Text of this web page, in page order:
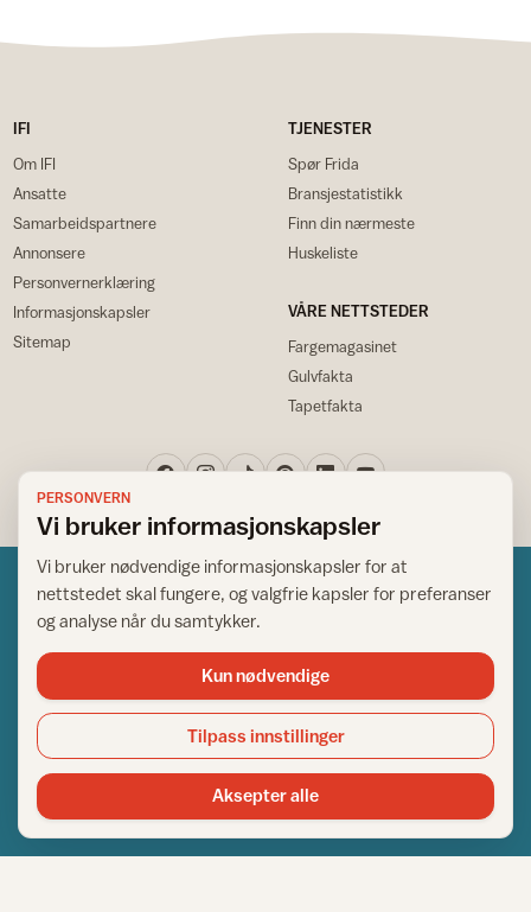
IFI
Om IFI
Ansatte
Samarbeidspartnere
Annonsere
Personvernerklæring
Informasjonskapsler
Sitemap
TJENESTER
Spør Frida
Bransjestatistikk
Finn din nærmeste
Huskeliste
VÅRE NETTSTEDER
Fargemagasinet
Gulvfakta
Tapetfakta
Norsk råd for hjem og bygg
Copyright © 1995-2026. All Rights Reserved.
Ansvarlig redaktør: Helge Bod Vangen
Utgiver: IFI - Norsk råd for hjem og bygg
PERSONVERN
Vi bruker informasjonskapsler
Vi bruker nødvendige informasjonskapsler for at
nettstedet skal fungere, og valgfrie kapsler for preferanser
og analyse når du samtykker.
Kun nødvendige
Tilpass innstillinger
Aksepter alle